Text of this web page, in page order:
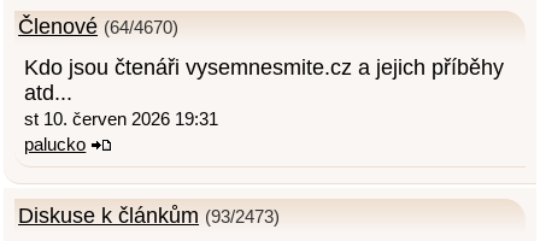
Členové (64/4670)
Kdo jsou čtenáři vysemnesmite.cz a jejich příběhy
atd...
st 10. červen 2026 19:31
palucko
Diskuse k článkům (93/2473)